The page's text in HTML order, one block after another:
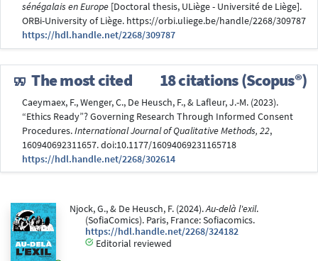
sénégalais en Europe [Doctoral thesis, ULiège - Université de Liège].
ORBi-University of Liège. https://orbi.uliege.be/handle/2268/309787
https://hdl.handle.net/2268/309787
The most cited 18 citations (Scopus®)
Caeymaex, F., Wenger, C., De Heusch, F., & Lafleur, J.-M. (2023).
“Ethics Ready”? Governing Research Through Informed Consent
Procedures.International Journal of Qualitative Methods, 22,
160940692311657. doi:10.1177/16094069231165718
https://hdl.handle.net/2268/302614
Njock, G., & De Heusch, F. (2024).Au-delà l'exil.
(SofiaComics). Paris, France: Sofiacomics.
https://hdl.handle.net/2268/324182
Editorial reviewed